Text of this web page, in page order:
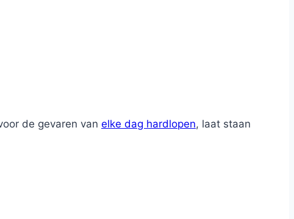
de gevaren van elke dag hardlopen, laat staan